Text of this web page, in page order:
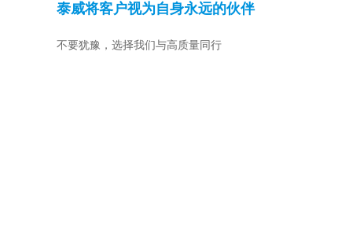
泰威将客户视为自身永远的伙伴
不要犹豫，选择我们与高质量同行